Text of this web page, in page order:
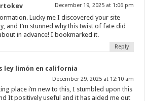
December 19, 2025 at 1:06 pm
Lucky me I discovered your site
and I’m stunned why this twist of fate did
in advance! I bookmarked it.
Reply
ley limón en california
December 29, 2025 at 12:10 am
place i’m new to this, I stumbled upon this
It positively useful and it has aided me out